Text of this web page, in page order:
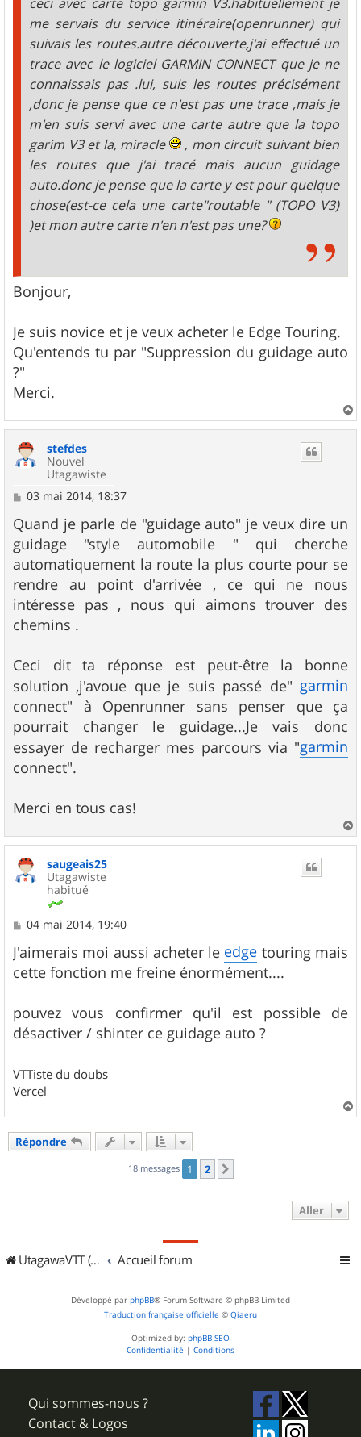
me servais du service itinéraire(openrunner) qui
suivais les routes.autre découverte,j'ai effectué un
trace avec le logiciel GARMIN CONNECT que je ne
connaissais pas .lui, suis les routes précisément
,donc je pense que ce n'est pas une trace ,mais je
m'en suis servi avec une carte autre que la topo
garim V3 et la, miracle
, mon circuit suivant bien
les routes que j'ai tracé mais aucun guidage
auto.donc je pense que la carte y est pour quelque
chose(est-ce cela une carte"routable " (TOPO V3)
)et mon autre carte n'en n'est pas une?
Bonjour,
Je suis novice et je veux acheter le Edge Touring.
Qu'entends tu par "Suppression du guidage auto
?"
Merci.
a
stefdes
Nouvel
Utagawiste
M
s
s
a
g
e
03 mai 2014, 18:37
Quand je parle de "guidage auto" je veux dire un
guidage "style automobile " qui cherche
automatiquement la route la plus courte pour se
rendre au point d'arrivée , ce qui ne nous
intéresse pas , nous qui aimons trouver des
chemins .
Ceci dit ta réponse est peut-être la bonne
solution ,j'avoue que je suis passé de" garmin
connect" à Openrunner sans penser que ça
pourrait changer le guidage...Je vais donc
essayer de recharger mes parcours via "garmin
connect".
Merci en tous cas!
a
saugeais25
Utagawiste
habitué
M
s
s
a
04 mai 2014, 19:40
J'aimerais moi aussi acheter le edge touring mais
cette fonction me freine énormément....
pouvez vous confirmer qu'il est possible de
désactiver / shinter ce guidage auto ?
VTTiste du doubs
Vercel
a
Répondre
18 messages 1 2
Aller
UtagawaVTT (Randos VTT et VTTAE avec traces GPS) Accueil forum
Développé par phpBB® Forum Software © phpBB Limited
Traduction française officielle © Qiaeru
Optimized by: phpBB SEO
Confidentialité | Conditions
Qui sommes-nous ?
Contact & Logos